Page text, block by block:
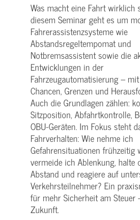
Was macht eine Fahrt wirklich
diesem Seminar geht es um
Fahrerassistenzsysteme wie
Abstandsregeltempomat und
Notbremsassistent sowie die
Entwicklungen in der
Fahrzeugautomatisierung –
Chancen, Grenzen und
Auch die Grundlagen zählen:
Sitzposition, Abfahrtkontrolle,
OBU-Geräten. Im Fokus steht
Fahrverhalten: Wie nehme ich
Gefahrensituationen frühzeitig
vermeide ich Ablenkung, halte
Abstand und reagiere auf
Verkehrsteilnehmer? Ein
für mehr Sicherheit am Steuer
Zukunft.